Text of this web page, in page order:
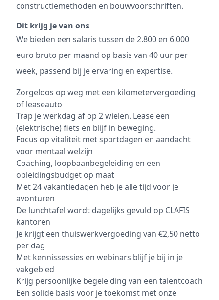
constructiemethoden en bouwvoorschriften.
Dit krijg je van ons
We bieden een salaris tussen de 2.800 en 6.000
euro bruto per maand op basis van 40 uur per
week, passend bij je ervaring en expertise.
Zorgeloos op weg met een kilometervergoeding
of leaseauto
Trap je werkdag af op 2 wielen. Lease een
(elektrische) fiets en blijf in beweging.
Focus op vitaliteit met sportdagen en aandacht
voor mentaal welzijn
Coaching, loopbaanbegeleiding en een
opleidingsbudget op maat
Met 24 vakantiedagen heb je alle tijd voor je
avonturen
De lunchtafel wordt dagelijks gevuld op CLAFIS
kantoren
Je krijgt een thuiswerkvergoeding van €2,50 netto
per dag
Met kennissessies en webinars blijf je bij in je
vakgebied
Krijg persoonlijke begeleiding van een talentcoach
Een solide basis voor je toekomst met onze